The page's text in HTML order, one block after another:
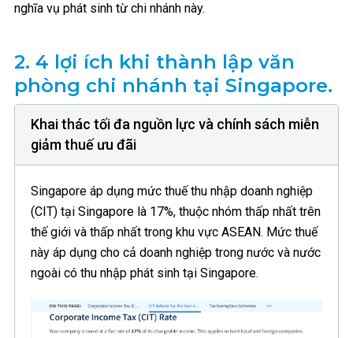
nghĩa vụ phát sinh từ chi nhánh này.
2. 4 lợi ích khi thành lập văn
phòng chi nhánh tại Singapore.
Khai thác tối đa nguồn lực và chính sách miễn
giảm thuế ưu đãi
Singapore áp dụng mức thuế thu nhập doanh nghiệp
(CIT) tại Singapore là 17%, thuộc nhóm thấp nhất trên
thế giới và thấp nhất trong khu vực ASEAN. Mức thuế
này áp dụng cho cả doanh nghiệp trong nước và nước
ngoài có thu nhập phát sinh tại Singapore.